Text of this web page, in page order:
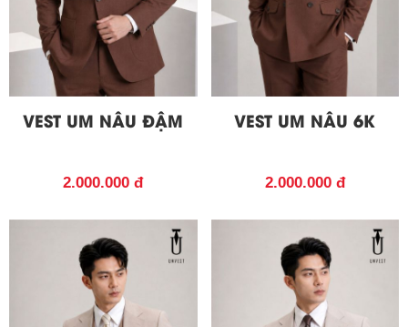
VEST UM NÂU ĐẬM
2.000.000 đ
VEST UM NÂU 6K
2.000.000 đ